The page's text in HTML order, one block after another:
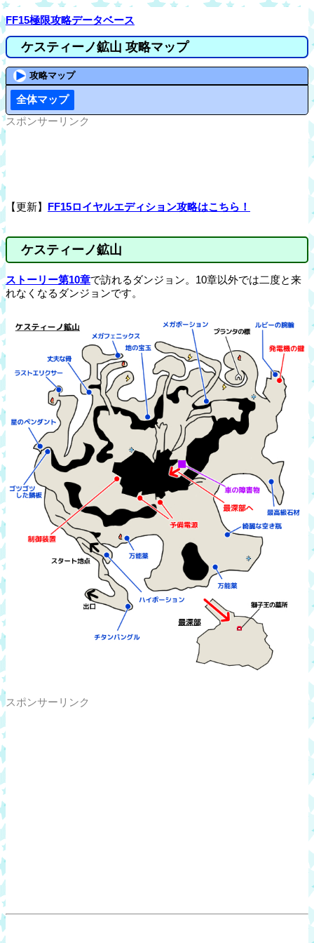
FF15極限攻略データベース
ケスティーノ鉱山 攻略マップ
攻略マップ
全体マップ
スポンサーリンク
【更新】 FF15ロイヤルエディション攻略はこちら！
ケスティーノ鉱山
ストーリー第10章で訪れるダンジョン。10章以外では二度と来
れなくなるダンジョンです。
スポンサーリンク